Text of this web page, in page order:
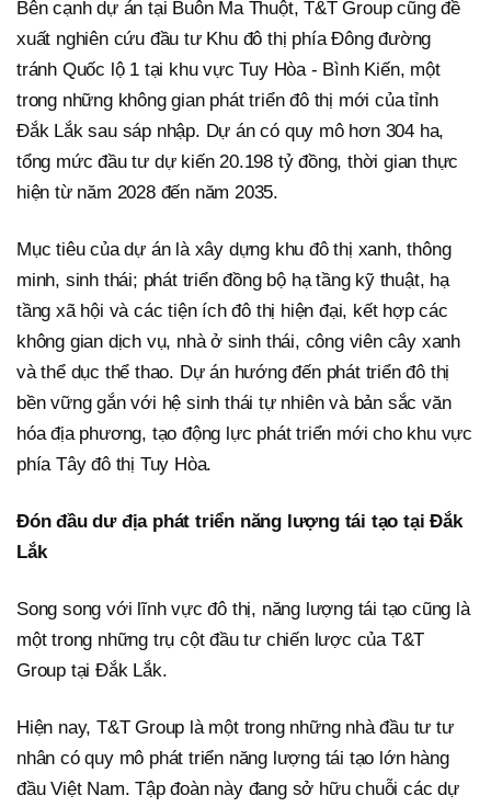
Bên cạnh dự án tại Buôn Ma Thuột, T&T Group cũng đề
xuất nghiên cứu đầu tư Khu đô thị phía Đông đường
tránh Quốc lộ 1 tại khu vực Tuy Hòa - Bình Kiến, một
trong những không gian phát triển đô thị mới của tỉnh
Đắk Lắk sau sáp nhập. Dự án có quy mô hơn 304 ha,
tổng mức đầu tư dự kiến 20.198 tỷ đồng, thời gian thực
hiện từ năm 2028 đến năm 2035.
Mục tiêu của dự án là xây dựng khu đô thị xanh, thông
minh, sinh thái; phát triển đồng bộ hạ tầng kỹ thuật, hạ
tầng xã hội và các tiện ích đô thị hiện đại, kết hợp các
không gian dịch vụ, nhà ở sinh thái, công viên cây xanh
và thể dục thể thao. Dự án hướng đến phát triển đô thị
bền vững gắn với hệ sinh thái tự nhiên và bản sắc văn
hóa địa phương, tạo động lực phát triển mới cho khu vực
phía Tây đô thị Tuy Hòa.
Đón đầu dư địa phát triển năng lượng tái tạo tại Đắk
Lắk
Song song với lĩnh vực đô thị, năng lượng tái tạo cũng là
một trong những trụ cột đầu tư chiến lược của T&T
Group tại Đắk Lắk.
Hiện nay, T&T Group là một trong những nhà đầu tư tư
nhân có quy mô phát triển năng lượng tái tạo lớn hàng
đầu Việt Nam. Tập đoàn này đang sở hữu chuỗi các dự